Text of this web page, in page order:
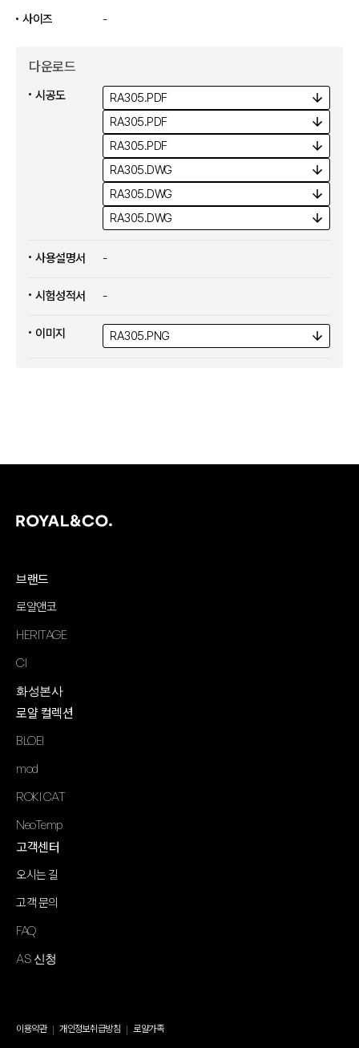
사이즈
-
다운로드
시공도 RA305.PDF
RA305.PDF
RA305.PDF
RA305.DWG
RA305.DWG
RA305.DWG
사용설명서 -
시험성적서 -
이미지 RA305.PNG
브랜드
로얄앤코
HERITAGE
CI
화성본사
로얄 컬렉션
BLOEI
mod
ROKI CAT
NeoTemp
고객센터
오시는 길
고객 문의
FAQ
AS 신청
이용약관 개인정보취급방침 로얄가족